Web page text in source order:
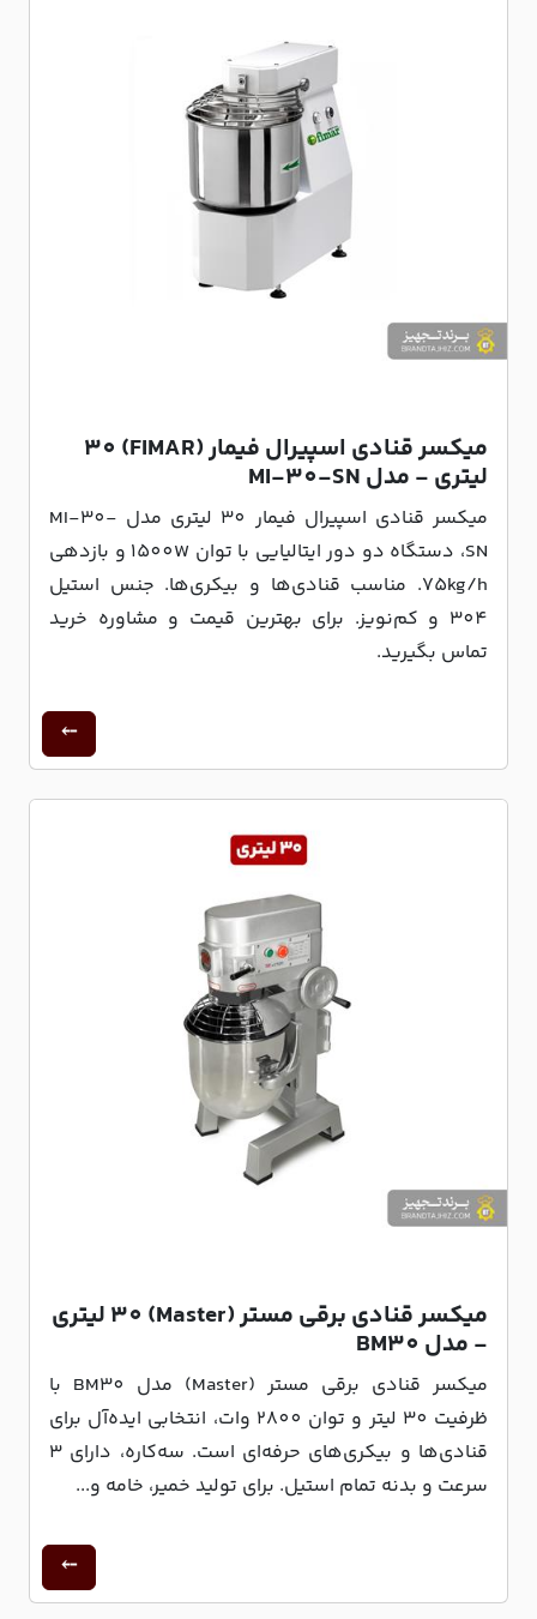
میکسر قنادی اسپیرال فیمار (FIMAR) 30
لیتری - مدل MI-30-SN
میکسر قنادی اسپیرال فیمار 30 لیتری مدل MI-30-
SN، دستگاه دو دور ایتالیایی با توان 1500W و بازدهی
75kg/h. مناسب قنادی‌ها و بیکری‌ها. جنس استیل
304 و کم‌نویز. برای بهترین قیمت و مشاوره خرید
تماس بگیرید.
میکسر قنادی برقی مستر (Master) 30 لیتری
- مدل BM30
میکسر قنادی برقی مستر (Master) مدل BM30 با
ظرفیت 30 لیتر و توان 2800 وات، انتخابی ایده‌آل برای
قنادی‌ها و بیکری‌های حرفه‌ای است. سه‌کاره، دارای 3
سرعت و بدنه تمام استیل. برای تولید خمیر، خامه و...